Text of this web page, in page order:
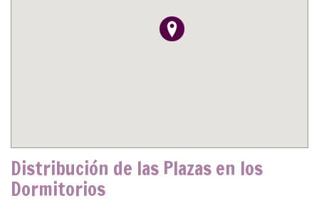
Distribución de las Plazas en los
Dormitorios